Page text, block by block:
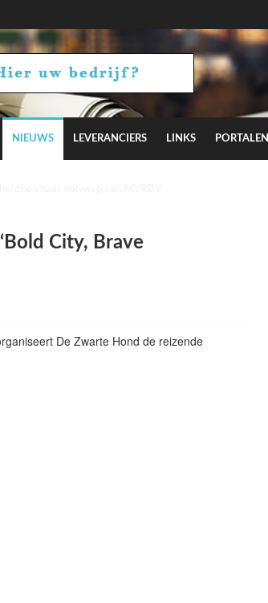
NIEUWS LEVERANCIERS LINKS PORTALEN
City, Brave
De Zwarte Hond de reizende